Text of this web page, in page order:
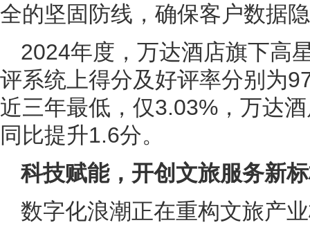
全的坚固防线，确保客户数据
2024年度，万达酒店旗下高
评系统上得分及好评率分别为
近三年最低，仅3.03%，万达
同比提升1.6分。
科技赋能，开创文旅服务新
数字化浪潮正在重构文旅产